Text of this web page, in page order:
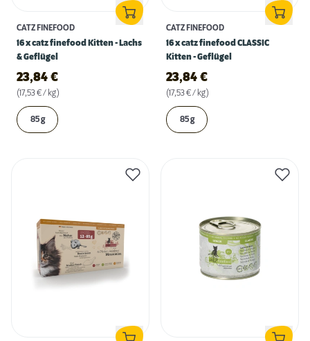
CATZ FINEFOOD
16 x catz finefood Kitten - Lachs
& Geflügel
23,84 €
(17,53 € / kg)
85 g
CATZ FINEFOOD
16 x catz finefood CLASSIC
Kitten - Geflügel
23,84 €
(17,53 € / kg)
85 g